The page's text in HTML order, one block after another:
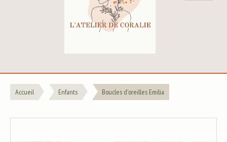
Accueil Enfants Boucles d'oreilles Emilia